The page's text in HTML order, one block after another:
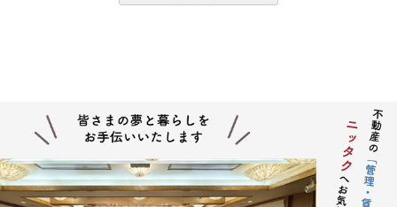
(１) 不動産の賃貸、売買、交換、及びそれらの媒介・
代理、紹介、入居申込結果等の連絡、信用情報機
関への信用照会、物件の管理等に関する契約その
他取り決め事項の履行に必要な範囲における利用
並びに当社及び当社グループ会社（アパマンショ